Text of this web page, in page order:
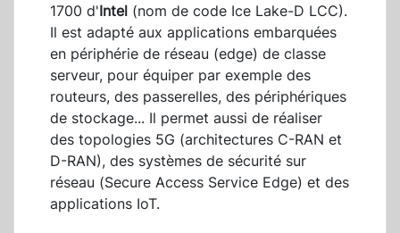
1700 d'Intel (nom de code Ice Lake-D LCC).
Il est adapté aux applications embarquées
en périphérie de réseau (edge) de classe
serveur, pour équiper par exemple des
routeurs, des passerelles, des périphériques
de stockage... Il permet aussi de réaliser
des topologies 5G (architectures C-RAN et
D-RAN), des systèmes de sécurité sur
réseau (Secure Access Service Edge) et des
applications IoT.